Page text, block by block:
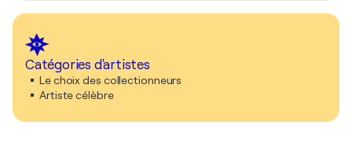
Catégories d'artistes
Le choix des collectionneurs
Artiste célèbre